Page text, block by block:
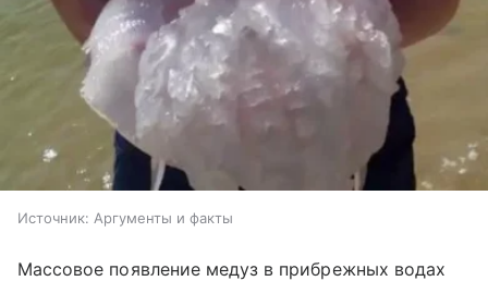
Источник: Аргументы и факты
Массовое появление медуз в прибрежных водах